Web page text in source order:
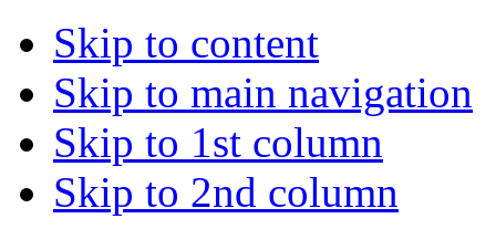
Skip to content
Skip to main navigation
Skip to 1st column
Skip to 2nd column